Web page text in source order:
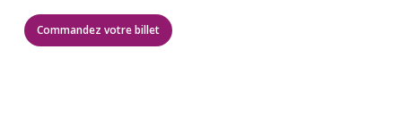
Commandez votre billet